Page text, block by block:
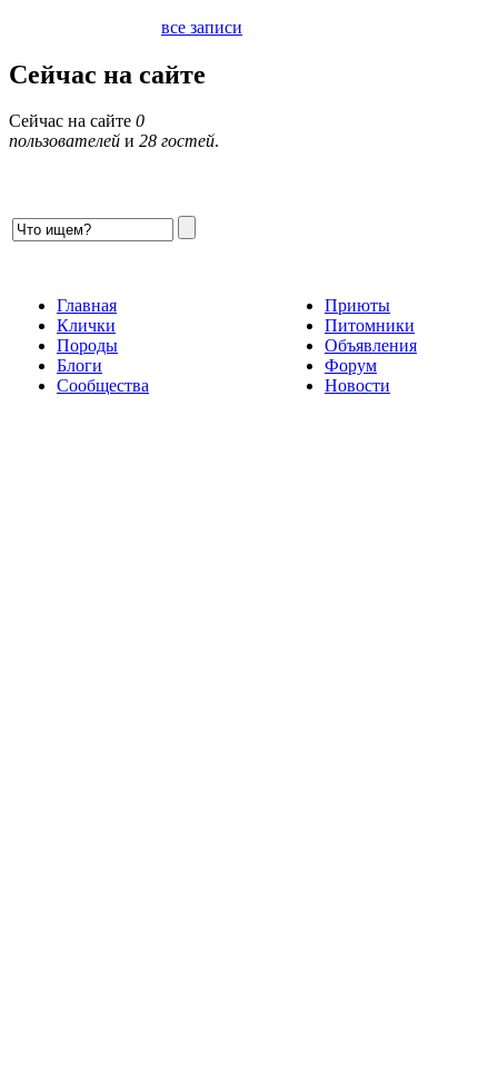
все записи
Сейчас на сайте
Сейчас на сайте 0
пользователей и 28 гостей.
Главная
Клички
Породы
Блоги
Сообщества
Приюты
Питомники
Объявления
Форум
Новости